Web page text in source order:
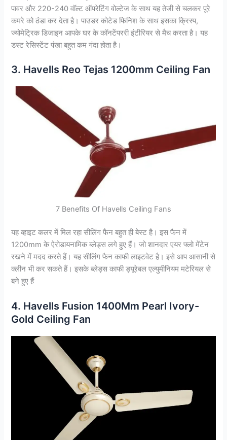
पावर और 220-240 वॉल्ट ऑपरेटिंग वोल्टेज के साथ यह तेजी से चलकर पूरे
कमरे को ठंडा कर देता है। पाउडर कोटेड फिनिश के साथ इसका क्रिस्प,
ज्योमेट्रिक डिजाइन आपके घर के कॉनटेंपररी इंटीरियर से मैच करता है। यह
डस्ट रेसिस्टेंट पंखा बहुत कम गंदा होता है।
3. Havells Reo Tejas 1200mm Ceiling Fan
7 Benefits Of Havells Ceiling Fans
यह व्हाइट कलर में मिल रहा सीलिंग फैन बहुत ही बेस्ट है। इस फैन में
1200mm के ऐरोडायनामिक ब्लेड्स लगे हुए हैं। जो शानदार एयर फ्लो मेंटेन
रखने में मदद करते हैं। यह सीलिंग फैन काफी लाइटवेट है। इसे आप आसानी से
क्लीन भी कर सकते हैं। इसके ब्लेड्स काफी ड्यूरेबल एल्युमीनियम मटेरियल से
बने हुए हैं
4. Havells Fusion 1400Mm Pearl Ivory-
Gold Ceiling Fan